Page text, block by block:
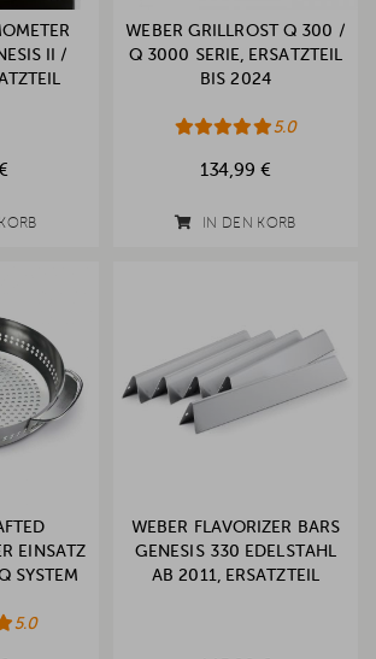
II /
WEBER GRILLROST Q 300 /
Q 3000 SERIE, ERSATZTEIL
BIS 2024
5.0
134,99 €
IN DEN KORB
EINSATZ
SYSTEM
5.0
WEBER FLAVORIZER BARS
GENESIS 330 EDELSTAHL
AB 2011, ERSATZTEIL